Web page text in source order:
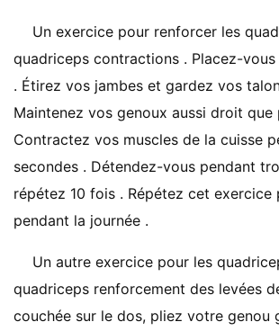
Un exercice pour renforcer les
quadriceps contractions . Placez-
. Étirez vos jambes et gardez vos
Maintenez vos genoux aussi droit que
Contractez vos muscles de la cuisse
secondes . Détendez-vous pendant
répétez 10 fois . Répétez cet exercice
pendant la journée .
Un autre exercice pour les
quadriceps renforcement des levées
couchée sur le dos, pliez votre genou